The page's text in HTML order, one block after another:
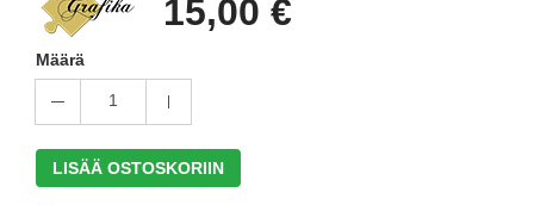
15,00 €
Määrä
1
LISÄÄ OSTOSKORIIN